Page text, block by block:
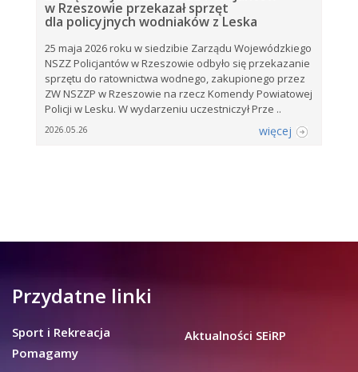
w Rzeszowie przekazał sprzęt
dla policyjnych wodniaków z Leska
25 maja 2026 roku w siedzibie Zarządu Wojewódzkiego
NSZZ Policjantów w Rzeszowie odbyło się przekazanie
sprzętu do ratownictwa wodnego, zakupionego przez
ZW NSZZP w Rzeszowie na rzecz Komendy Powiatowej
Policji w Lesku. W wydarzeniu uczestniczył Prze ..
2026.05.26 więcej
Przydatne linki
Sport i Rekreacja
Pomagamy
Aktualności SEiRP